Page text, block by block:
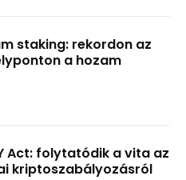
staking: rekordon az
a hozam
Act: folytatódik a vita az
kriptoszabályozásról